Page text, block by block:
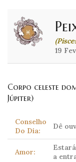
19
Corpo celeste
Júpiter)
Conselho
Do Dia:
Dê
Amor:
a